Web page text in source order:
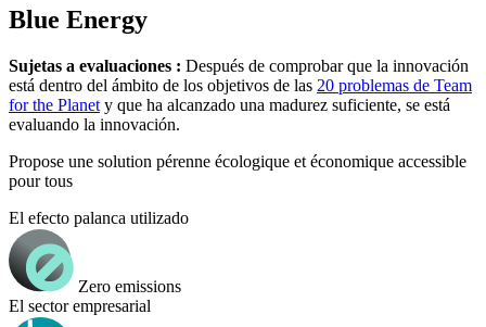
Blue Energy
Sujetas a evaluaciones : Después de comprobar que la innovación
está dentro del ámbito de los objetivos de las 20 problemas de Team
for the Planet y que ha alcanzado una madurez suficiente, se está
evaluando la innovación.
Propose une solution pérenne écologique et économique accessible
pour tous
El efecto palanca utilizado
Zero emissions
El sector empresarial